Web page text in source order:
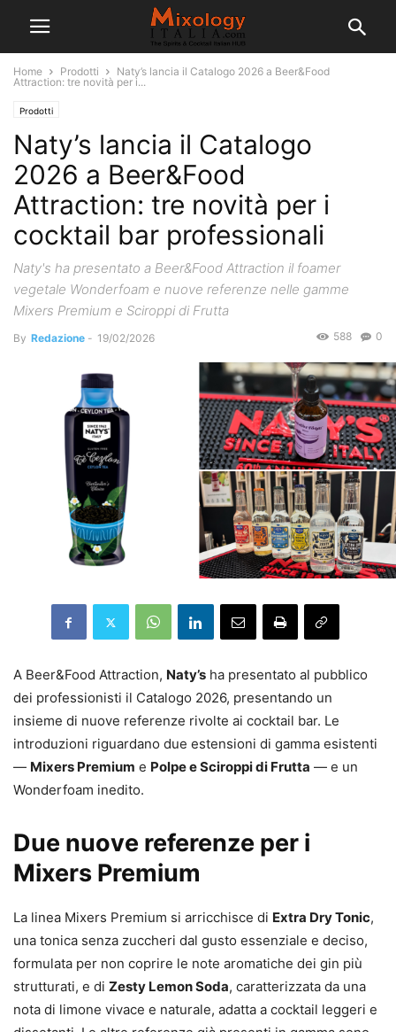
Home Prodotti
Naty’s lancia il Catalogo 2026 a Beer&Food
Attraction: tre novità per i...
Prodotti
Naty’s lancia il Catalogo
2026 a Beer&Food
Attraction: tre novità per i
cocktail bar professionali
Naty's ha presentato a Beer&Food Attraction il foamer
vegetale Wonderfoam e nuove referenze nelle gamme
Mixers Premium e Sciroppi di Frutta
By Redazione - 19/02/2026 0
588
A Beer&Food Attraction, Naty’s ha presentato al pubblico
dei professionisti il Catalogo 2026, presentando un
insieme di nuove referenze rivolte ai cocktail bar. Le
introduzioni riguardano due estensioni di gamma esistenti
— Mixers Premium e Polpe e Sciroppi di Frutta — e un
Wonderfoam inedito.
Due nuove referenze per i
Mixers Premium
La linea Mixers Premium si arricchisce di Extra Dry Tonic,
una tonica senza zuccheri dal gusto essenziale e deciso,
formulata per non coprire le note aromatiche dei gin più
strutturati, e di Zesty Lemon Soda, caratterizzata da una
nota di limone vivace e naturale, adatta a cocktail leggeri e